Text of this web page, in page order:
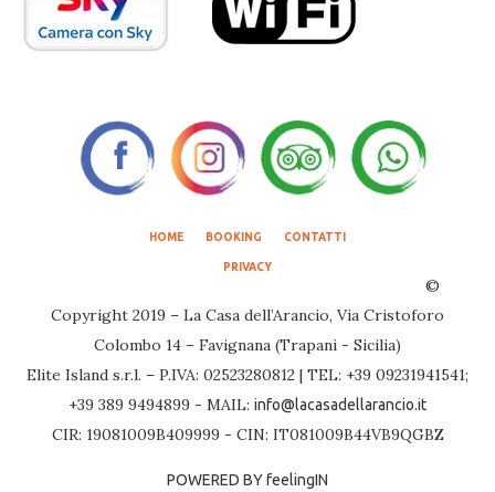
HOME BOOKING CONTATTI
PRIVACY
©
Copyright 2019 – La Casa dell’Arancio, Via Cristoforo
Colombo 14 – Favignana (Trapani - Sicilia)
Elite Island s.r.l. – P.IVA: 02523280812 | TEL: +39 09231941541;
+39 389 9494899 - MAIL: info@lacasadellarancio.it
CIR: 19081009B409999 - CIN: IT081009B44VB9QGBZ
POWERED BY feelingIN